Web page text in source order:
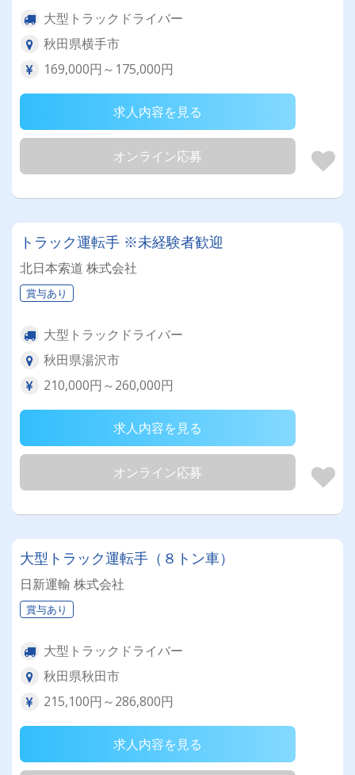
大型トラックドライバー
秋田県横手市
169,000円～175,000円
求人内容を見る
オンライン応募
トラック運転手 ※未経験者歓迎
北日本索道 株式会社
賞与あり
大型トラックドライバー
秋田県湯沢市
210,000円～260,000円
求人内容を見る
オンライン応募
大型トラック運転手（８トン車）
日新運輸 株式会社
賞与あり
大型トラックドライバー
秋田県秋田市
215,100円～286,800円
求人内容を見る